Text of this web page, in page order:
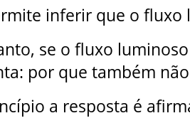
inferir que o
se o fluxo
por que também
a resposta é